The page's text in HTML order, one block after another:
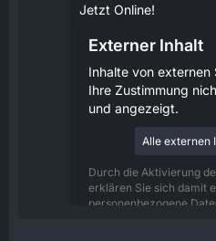
Jetzt Online!
Externer Inhalt
Inhalte von externen
Ihre Zustimmung
und angezeigt.
Alle externen
Durch die Aktivierung
erklären Sie sich damit
personenbezogene